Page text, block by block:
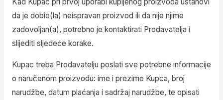
da je dobio(la) neispravan proizvod ili da nije njime
zadovoljan(a), potrebno je kontaktirati Prodavatelja i
slijediti sljedeće korake.
Kupac treba Prodavatelju poslati sve potrebne informacije
o naručenom proizvodu: ime i prezime Kupca, broj
narudžbe, datum plaćanja i sadržaj narudžbe, te opisati